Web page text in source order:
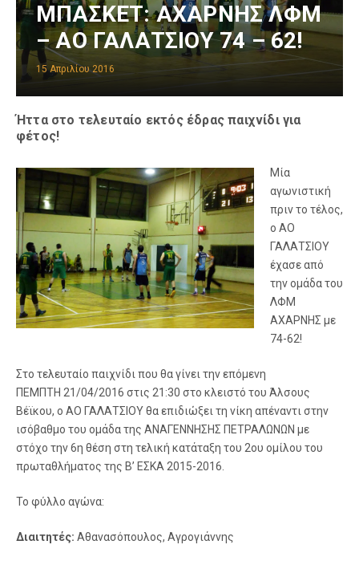
ΜΠΑΣΚΕΤ: ΑΧΑΡΝΗΣ ΛΦΜ
– ΑΟ ΓΑΛΑΤΣΙΟΥ 74 – 62!
15 Απριλίου 2016
Ήττα στο τελευταίο εκτός έδρας παιχνίδι για
φέτος!
Μία
αγωνιστική
πριν το τέλος,
ο ΑΟ
ΓΑΛΑΤΣΙΟΥ
έχασε από
την ομάδα του
ΛΦΜ
ΑΧΑΡΝΗΣ με
74-62!
Στο τελευταίο παιχνίδι που θα γίνει την επόμενη
ΠΕΜΠΤΗ 21/04/2016 στις 21:30 στο κλειστό του Άλσους
Βέϊκου, ο ΑΟ ΓΑΛΑΤΣΙΟΥ θα επιδιώξει τη νίκη απέναντι στην
ισόβαθμο του ομάδα της ΑΝΑΓΕΝΝΗΣΗΣ ΠΕΤΡΑΛΩΝΩΝ με
στόχο την 6η θέση στη τελική κατάταξη του 2ου ομίλου του
πρωταθλήματος της Β’ ΕΣΚΑ 2015-2016.
Το φύλλο αγώνα:
Διαιτητές: Αθανασόπουλος, Αγρογιάννης